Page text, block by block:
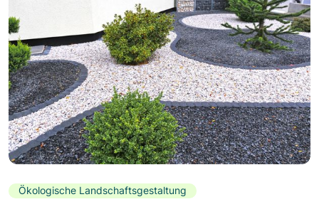
Ökologische Landschaftsgestaltung